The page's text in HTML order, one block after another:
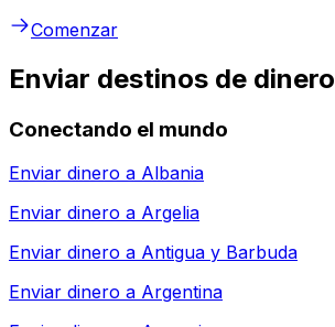
Comenzar
Enviar destinos de dinero
Conectando el mundo
Enviar dinero a Albania
Enviar dinero a Argelia
Enviar dinero a Antigua y Barbuda
Enviar dinero a Argentina